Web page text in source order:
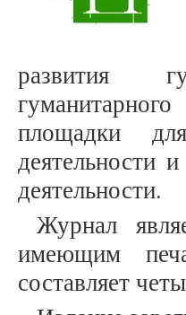
развития
площадки
деятельности
деятельности.
Журнал
имеющим
составляет